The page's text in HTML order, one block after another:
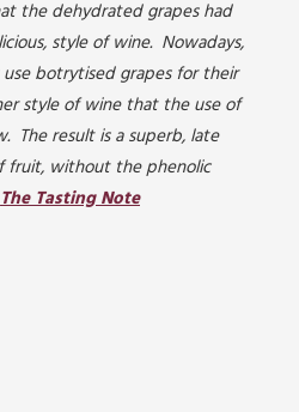
the dehydrated grapes had
style of wine. Nowadays,
use botrytised grapes for their
style of wine that the use of
The result is a superb, late
without the phenolic
The Tasting Note